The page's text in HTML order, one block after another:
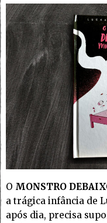
O MONSTRO
a trágica infância de
após dia, precisa